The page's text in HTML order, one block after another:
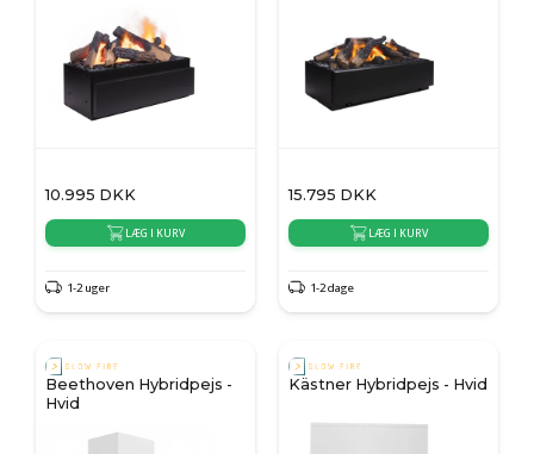
10.995 DKK
LÆG I KURV
1-2 uger
15.795 DKK
LÆG I KURV
1-2 dage
Beethoven Hybridpejs -
Hvid
Kästner Hybridpejs - Hvid